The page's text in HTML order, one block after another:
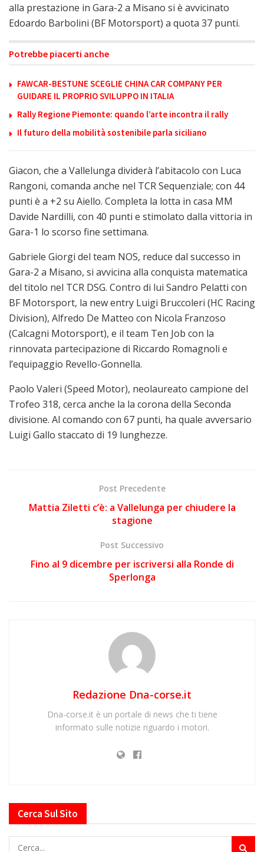
alla prestazione in Gara-2 a Misano si è avvicinato
Edoardo Barbolini (BF Motorsport) a quota 37 punti.
Potrebbe piacerti anche
FAWCAR-BESTUNE SCEGLIE CHINA CAR COMPANY PER
GUIDARE IL PROPRIO SVILUPPO IN ITALIA
Rally Regione Piemonte: quando l’arte incontra il rally
Il futuro della mobilità sostenibile parla siciliano
Giacon, che a Vallelunga dividerà l’abitacolo con Luca
Rangoni, comanda anche nel TCR Sequenziale; con 44
punti è a +2 su Aiello. Completa la lotta in casa MM
Davide Nardilli, con 40 punti e stimolato dalla vittoria in
Gara-1 lo scorso fine settimana.
Gabriele Giorgi del team NOS, reduce dal successo in
Gara-2 a Misano, si avvicina alla conquista matematica
del titolo nel TCR DSG. Contro di lui Sandro Pelatti con
BF Motorsport, la new entry Luigi Bruccoleri (HC Racing
Division), Alfredo De Matteo con Nicola Franzoso
(Calcagni Motorsport), e il team Ten Job con la
rinnovata partecipazione di Riccardo Romagnoli e
l’equipaggio Revello-Gonnella.
Paolo Valeri (Speed Motor), neolaureato campione del
Trofeo 318, cerca anche la la corona della Seconda
divisione. Al comando con 67 punti, ha quale avversario
Luigi Gallo staccato di 19 lunghezze.
Post Precedente
Mattia Ziletti c’è: a Vallelunga per chiudere la
stagione
Post Successivo
Fino al 9 dicembre per iscriversi alla Ronde di
Sperlonga
Redazione Dna-corse.it
Dna-corse.it è un portale di news che ti tiene
informato sulle notizie riguardo i motori.
Cerca Sul Sito